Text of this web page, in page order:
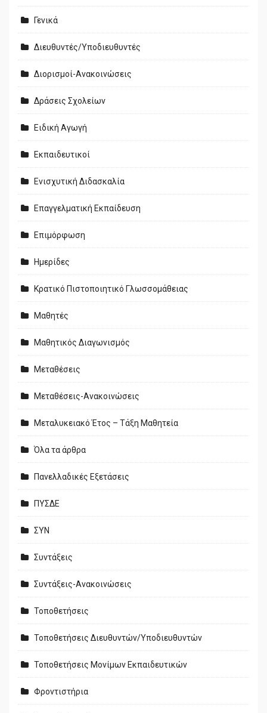
Γενικά
Διευθυντές/Υποδιευθυντές
Διορισμοί-Ανακοινώσεις
Δράσεις Σχολείων
Ειδική Αγωγή
Εκπαιδευτικοί
Ενισχυτική Διδασκαλία
Επαγγελματική Εκπαίδευση
Επιμόρφωση
Ημερίδες
Κρατικό Πιστοποιητικό Γλωσσομάθειας
Μαθητές
Μαθητικός Διαγωνισμός
Μεταθέσεις
Μεταθέσεις-Ανακοινώσεις
Μεταλυκειακό Έτος – Τάξη Μαθητεία
Όλα τα άρθρα
Πανελλαδικές Εξετάσεις
ΠΥΣΔΕ
ΣΥΝ
Συντάξεις
Συντάξεις-Ανακοινώσεις
Τοποθετήσεις
Τοποθετήσεις Διευθυντών/Υποδιευθυντών
Τοποθετήσεις Μονίμων Εκπαιδευτικών
Φροντιστήρια